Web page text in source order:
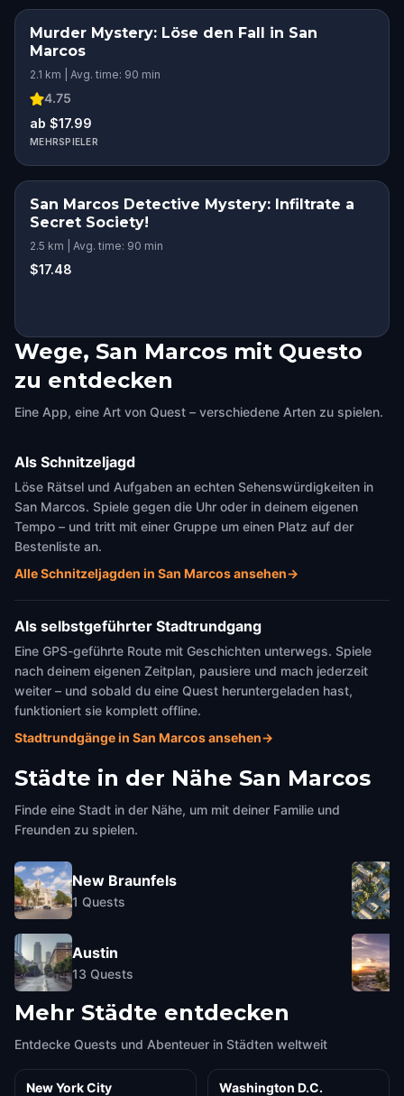
Murder Mystery: Löse den Fall in San
Marcos
2.1 km | Avg. time: 90 min
4.75
ab $17.99
MEHRSPIELER
San Marcos Detective Mystery: Infiltrate a
Secret Society!
2.5 km | Avg. time: 90 min
$17.48
Wege, San Marcos mit Questo
zu entdecken
Eine App, eine Art von Quest – verschiedene Arten zu spielen.
Als Schnitzeljagd
Löse Rätsel und Aufgaben an echten Sehenswürdigkeiten in
San Marcos. Spiele gegen die Uhr oder in deinem eigenen
Tempo – und tritt mit einer Gruppe um einen Platz auf der
Bestenliste an.
Alle Schnitzeljagden in San Marcos ansehen→
Als selbstgeführter Stadtrundgang
Eine GPS-geführte Route mit Geschichten unterwegs. Spiele
nach deinem eigenen Zeitplan, pausiere und mach jederzeit
weiter – und sobald du eine Quest heruntergeladen hast,
funktioniert sie komplett offline.
Stadtrundgänge in San Marcos ansehen→
Städte in der Nähe San Marcos
Finde eine Stadt in der Nähe, um mit deiner Familie und
Freunden zu spielen.
New Braunfels
1 Quests
Austin
13 Quests
Mehr Städte entdecken
Entdecke Quests und Abenteuer in Städten weltweit
New York City Washington D.C.